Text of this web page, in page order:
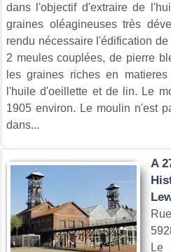
dans l'objectif d'extraire de
graines oléagineuses très
rendu nécessaire l'édification
2 meules couplées, de pierre
les graines riches en
l'huile d'oeillette et de lin. Le
1905 environ. Le moulin n'est
dans...
A
Le